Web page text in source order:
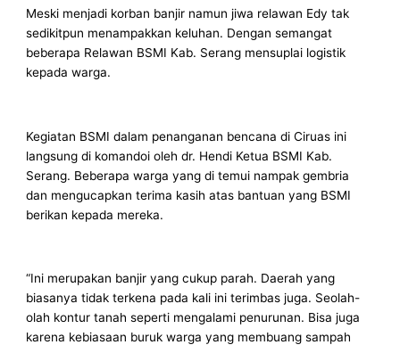
Meski menjadi korban banjir namun jiwa relawan Edy tak
sedikitpun menampakkan keluhan. Dengan semangat
beberapa Relawan BSMI Kab. Serang mensuplai logistik
kepada warga.
Kegiatan BSMI dalam penanganan bencana di Ciruas ini
langsung di komandoi oleh dr. Hendi Ketua BSMI Kab.
Serang. Beberapa warga yang di temui nampak gembria
dan mengucapkan terima kasih atas bantuan yang BSMI
berikan kepada mereka.
“Ini merupakan banjir yang cukup parah. Daerah yang
biasanya tidak terkena pada kali ini terimbas juga. Seolah-
olah kontur tanah seperti mengalami penurunan. Bisa juga
karena kebiasaan buruk warga yang membuang sampah